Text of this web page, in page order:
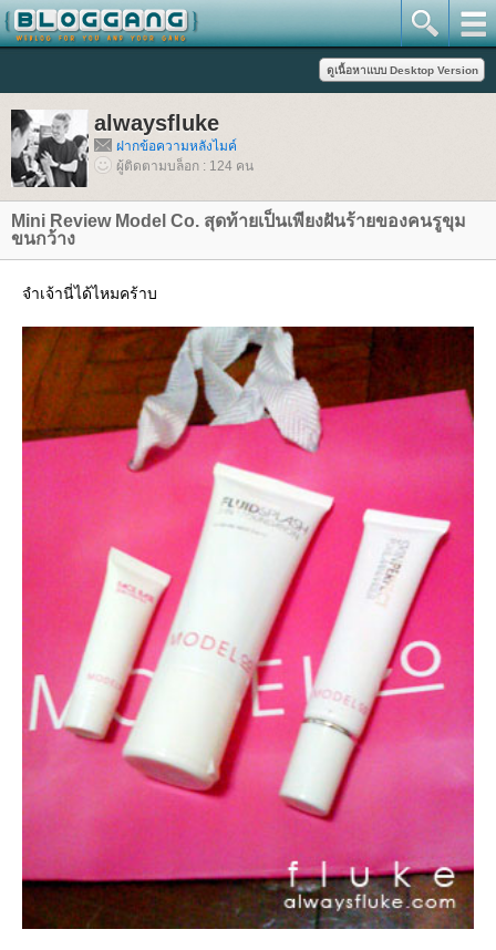
alwaysfluke
ฝากข้อความหลังไมค์
ผู้ติดตามบล็อก : 124 คน
Mini Review Model Co. สุดท้ายเป็นเพียงฝันร้ายของคนรูขุม
ขนกว้าง
จำเจ้านี่ได้ไหมคร้าบ